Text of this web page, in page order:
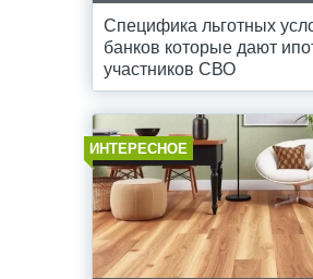
Специфика льготных
банков которые дают
участников СВО
ИНТЕРЕСНОЕ